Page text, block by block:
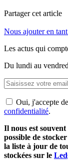
Partager cet article
Nous ajouter en
Les actus qui
Du lundi au
Oui, j'accepte
confidentialité.
Il nous est
possible de
la liste à jour de
stockées sur le